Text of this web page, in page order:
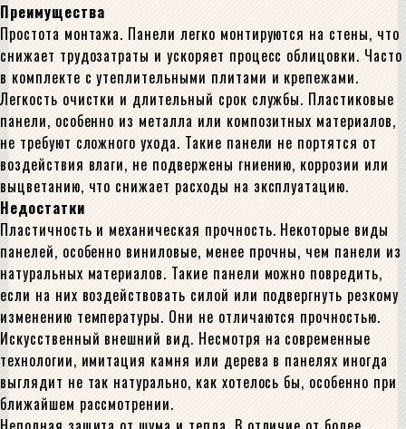
Преимущества
Простота монтажа. Панели легко монтируются на стены, что
снижает трудозатраты и ускоряет процесс облицовки. Часто
в комплекте с утеплительными плитами и крепежами.
Легкость очистки и длительный срок службы. Пластиковые
панели, особенно из металла или композитных материалов,
не требуют сложного ухода. Такие панели не портятся от
воздействия влаги, не подвержены гниению, коррозии или
выцветанию, что снижает расходы на эксплуатацию.
Недостатки
Пластичность и механическая прочность. Некоторые виды
панелей, особенно виниловые, менее прочны, чем панели из
натуральных материалов. Такие панели можно повредить,
если на них воздействовать силой или подвергнуть резкому
изменению температуры. Они не отличаются прочностью.
Искусственный внешний вид. Несмотря на современные
технологии, имитация камня или дерева в панелях иногда
выглядит не так натурально, как хотелось бы, особенно при
ближайшем рассмотрении.